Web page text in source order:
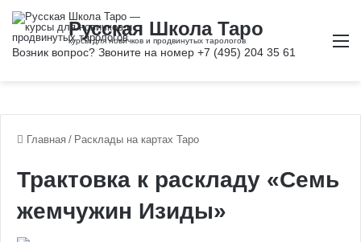
Главная / Расклады на картах Таро
Трактовка к раскладу «Семь
жемчужин Изиды»